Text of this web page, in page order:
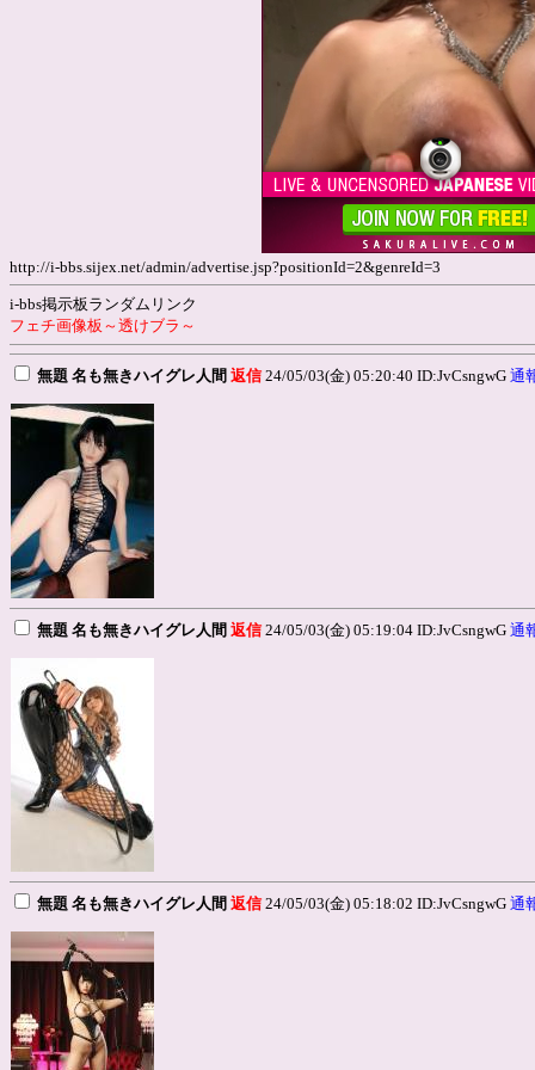
http://i-bbs.sijex.net/admin/advertise.jsp?positionId=2&genreId=3
i-bbs掲示板ランダムリンク
フェチ画像板～透けブラ～
無題 名も無きハイグレ人間 返信 24/05/03(金) 05:20:40 ID:JvCsngwG 通
無題 名も無きハイグレ人間 返信 24/05/03(金) 05:19:04 ID:JvCsngwG 通
無題 名も無きハイグレ人間 返信 24/05/03(金) 05:18:02 ID:JvCsngwG 通